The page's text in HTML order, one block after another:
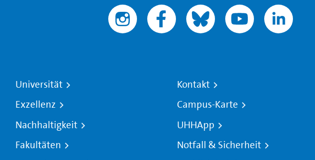
Universität
Exzellenz
Nachhaltigkeit
Fakultäten
Kontakt
Campus-Karte
UHHApp
Notfall & Sicherheit